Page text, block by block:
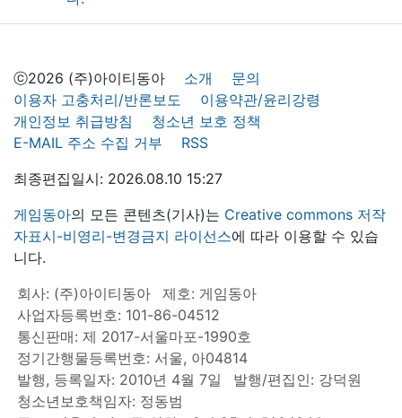
ⓒ2026 (주)아이티동아 소개
문의
이용자 고충처리/반론보도
이용약관/윤리강령
개인정보 취급방침
청소년 보호 정책
E-MAIL 주소 수집 거부
RSS
최종편집일시: 2026.08.10 15:27
게임동아의 모든 콘텐츠(기사)는 Creative commons 저작
자표시-비영리-변경금지 라이선스에 따라 이용할 수 있습
니다.
회사: (주)아이티동아
제호: 게임동아
사업자등록번호: 101-86-04512
통신판매: 제 2017-서울마포-1990호
정기간행물등록번호: 서울, 아04814
발행, 등록일자: 2010년 4월 7일
발행/편집인: 강덕원
청소년보호책임자: 정동범